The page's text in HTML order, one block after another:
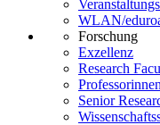
WLAN/
Forschung
Exzellenz
Research
Senior